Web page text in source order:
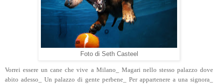
Foto di Seth Casteel
Vorrei essere un cane che vive a Milano_ Magari nello stesso palazzo dove
abito adesso_ Un palazzo di gente perbene_ Per appartenere a una signora_